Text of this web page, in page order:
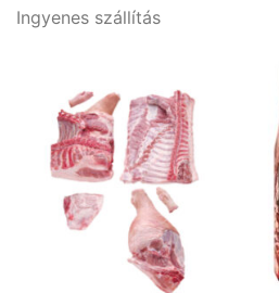
Ingyenes szállítás